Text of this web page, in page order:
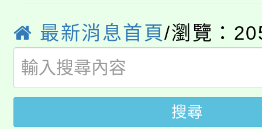
局官網。
8月14至27日，桃園電
開!
115年桃園市運動會8/
田徑場及游泳池舉行。
桃園市低收入戶享有免
大園自造教育及科技中
最新消息首頁/瀏覽：
搜尋